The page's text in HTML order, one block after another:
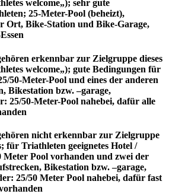
welcome„); sehr gute
25-Meter-Pool (beheizt),
Ort, Bike-Station und Bike-Garage,
erkennbar zur Zielgruppe dieses
welcome„); gute Bedingungen für
50-Meter-Pool und eines der anderen
Bikestation bzw. –garage,
25/50-Meter-Pool nahebei, dafür alle
nicht erkennbar zur Zielgruppe
für Triathleten geeignetes Hotel /
Meter Pool vorhanden und zwei der
Bikestation bzw. –garage,
25/50 Meter Pool nahebei, dafür fast